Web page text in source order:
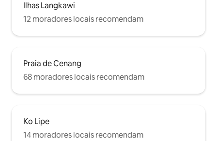
Ilhas Langkawi
12 moradores locais recomendam
Praia de Cenang
68 moradores locais recomendam
Ko Lipe
14 moradores locais recomendam